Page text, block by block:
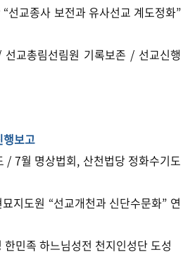
선교종사 보전과 유사선교 계도정화”
교총림선림원 기록보존 / 선교신행
보고
/ 7월 명상법회, 산천법당 정화수기도
지도원 “​선교개천과 신단수문화” 연
민족 하느님성전 천지인성단 도성